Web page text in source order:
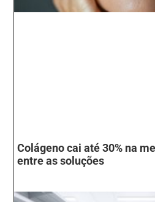
Colágeno cai até 30% na
entre as soluções